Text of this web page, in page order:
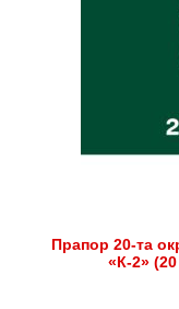
Прапор 20-та
«К-2»